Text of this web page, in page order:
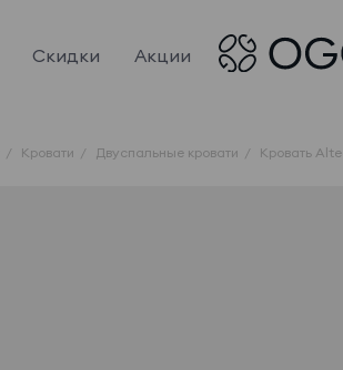
Скидки Акции
Кровати Двуспальные кровати Кровать